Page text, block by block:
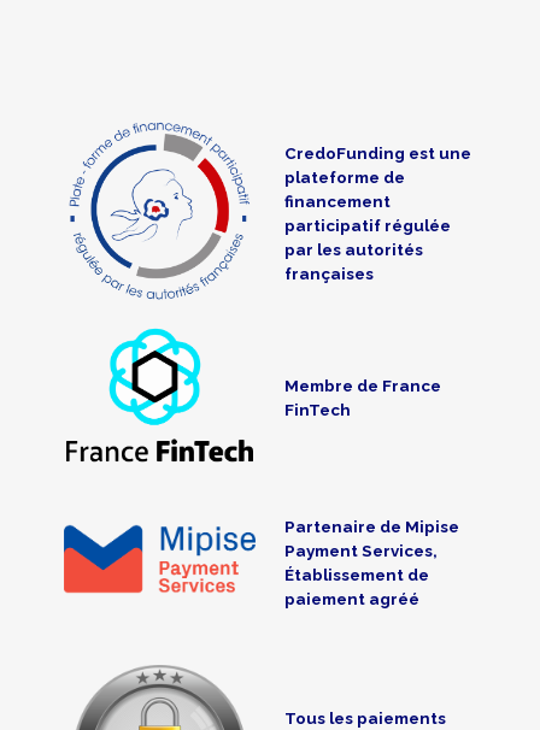
CredoFunding est une
plateforme de
financement
participatif régulée
par les autorités
françaises
Membre de France
FinTech
Partenaire de Mipise
Payment Services,
Établissement de
paiement agréé
Tous les paiements